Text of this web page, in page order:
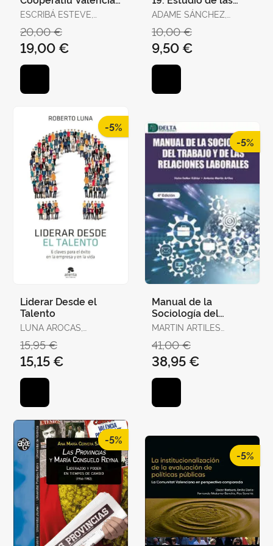
Gecv
ESCRIBÁ ESTEVE,
JUAN, MARÍA
20,00 €
19,00 €
Variables que
Teletrabajador y
ADAME SÁNCHEZ,
CAPLLIURE GINER, EVA
Mª / LEÓN LLORENTE,
CONSUELO
10,00 €
9,50 €
-5%
Liderar Desde el
Talento
LUNA AROCAS,
15,95 €
15,15 €
-5%
Manual de la
Sociología del
Trabajo y de las
MARTIN ARTILES
41,00 €
38,95 €
-5%
-5%